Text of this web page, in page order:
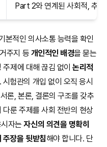
Part 2와 연계된 사회적, 추
본적인 의사소통 능력을 확인
주지 등 개인적인 배경을 묻는
주제에 대해 끊김 없이논리적
험관의 개입 없이 오직 응시
론, 본론, 결론의 구조를 갖추
룬 주제를 사회 전반의 현상
시자는자신의 의견을 명확히
주장을 뒷받침해야 합니다. 단